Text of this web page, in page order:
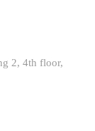
2, 4th floor,